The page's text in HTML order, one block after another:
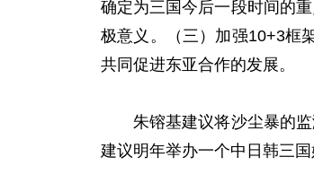
确定为三国今后一段时间的
极意义。（三）加强10+3框
共同促进东亚合作的发展。
朱镕基建议将沙尘暴的监
建议明年举办一个中日韩三国